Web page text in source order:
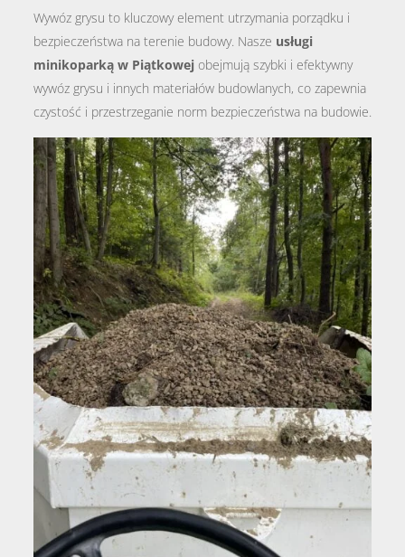
Wywóz grysu to kluczowy element utrzymania porządku i
bezpieczeństwa na terenie budowy. Nasze usługi
minikoparką w Piątkowejobejmują szybki i efektywny
wywóz grysu i innych materiałów budowlanych, co zapewnia
czystość i przestrzeganie norm bezpieczeństwa na budowie.